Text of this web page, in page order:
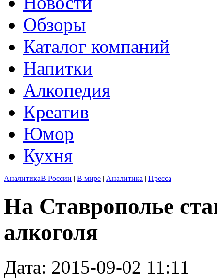
Обзоры
Каталог компаний
Напитки
Алкопедия
Креатив
Юмор
Кухня
АналитикаВ России | В мире | Аналитика | Пресса
На Ставрополье
алкоголя
Дата: 2015-09-02 11:11